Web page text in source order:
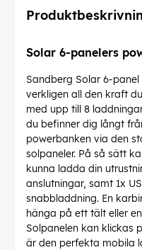
Solar 6-panelers
Sandberg Solar 6-
verkligen all den kraft
med upp till 8
du befinner dig långt
powerbanken via den
solpaneler. På så sätt
kunna ladda din
anslutningar, samt 1x
snabbladdning. En
hänga på ett tält eller
Solpanelen kan klickas
är den perfekta mobila